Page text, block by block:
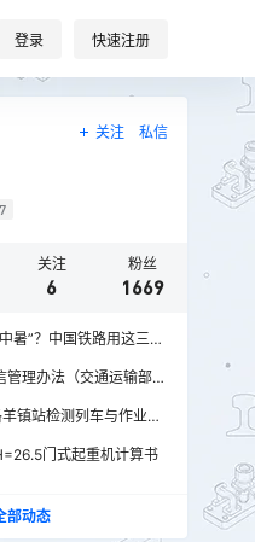
登录 快速注册
关注 私信
关注
6
粉丝
1669
暑”？中国铁路用这三招
管理办法（交通运输部
羊镇站检测列车与作业人
门式起重机计算书
部动态